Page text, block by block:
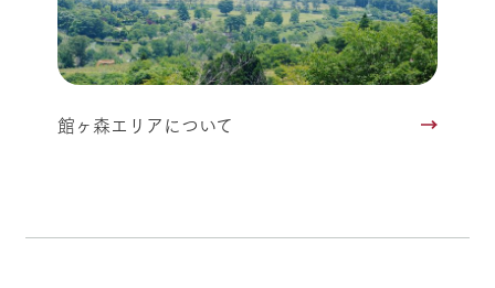
館ヶ森エリアについて